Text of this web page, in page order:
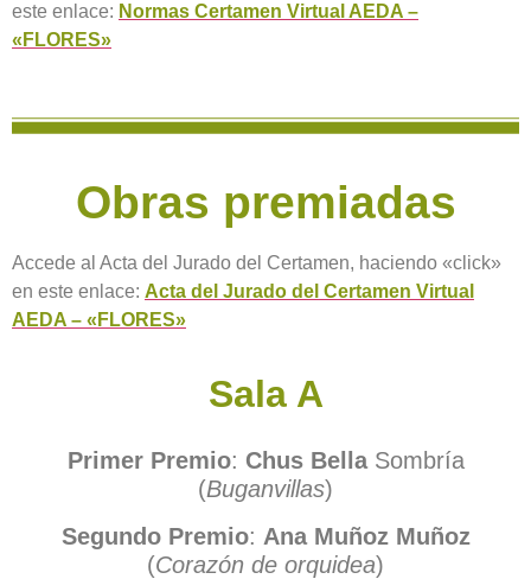
este enlace: Normas Certamen Virtual AEDA –
«FLORES»
Obras premiadas
Accede al Acta del Jurado del Certamen, haciendo «click»
en este enlace: Acta del Jurado del Certamen Virtual
AEDA – «FLORES»
Sala A
Primer Premio: Chus BellaSombría
(Buganvillas)
Segundo Premio: Ana Muñoz Muñoz
(Corazón de orquidea)